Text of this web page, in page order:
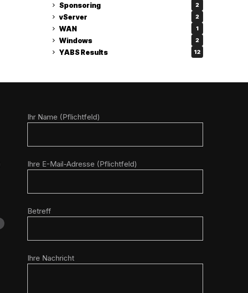
Sponsoring 2
vServer 2
WAN 1
Windows 2
YABS Results 12
Ihr Name (Pflichtfeld)
Ihre E-Mail-Adresse (Pflichtfeld)
Betreff
Ihre Nachricht